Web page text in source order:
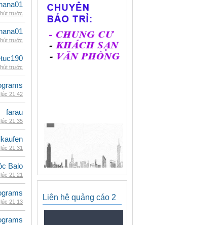
trước
trước
trước
21:42
farau
21:35
21:31
Balo
21:21
21:13 Liên hệ quảng cáo 2